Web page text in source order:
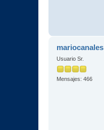
mariocanales
Usuario Sr.
Mensajes: 466